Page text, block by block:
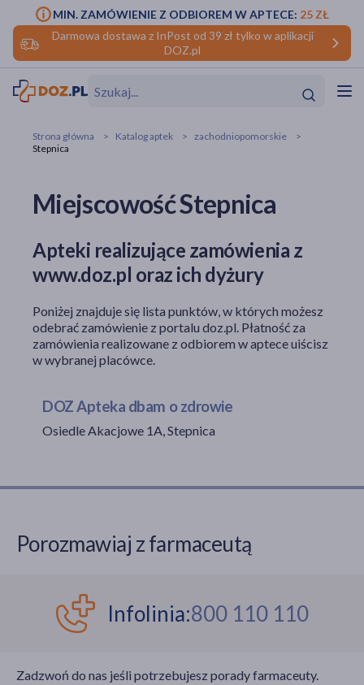
Darmowa dostawa z InPost od 39 zł tylko w aplikacji
DOZ.pl
MIN. ZAMÓWIENIE Z ODBIOREM W APTECE: 25 ZŁ
makijażu
Strona główna Katalog aptek
zachodniopomorskie
Stepnica
Miejscowość Stepnica
Apteki realizujące zamówienia z
www.doz.pl oraz ich dyżury
Poniżej znajduje się lista punktów, w których możesz
odebrać zamówienie z portalu doz.pl. Płatność za
zamówienia realizowane z odbiorem w aptece uiścisz
w wybranej placówce.
DOZ Apteka dbam o zdrowie
Osiedle Akacjowe 1A, Stepnica
Porozmawiaj z farmaceutą
Infolinia:800 110 110
Zadzwoń do nas jeśli potrzebujesz porady farmaceuty.